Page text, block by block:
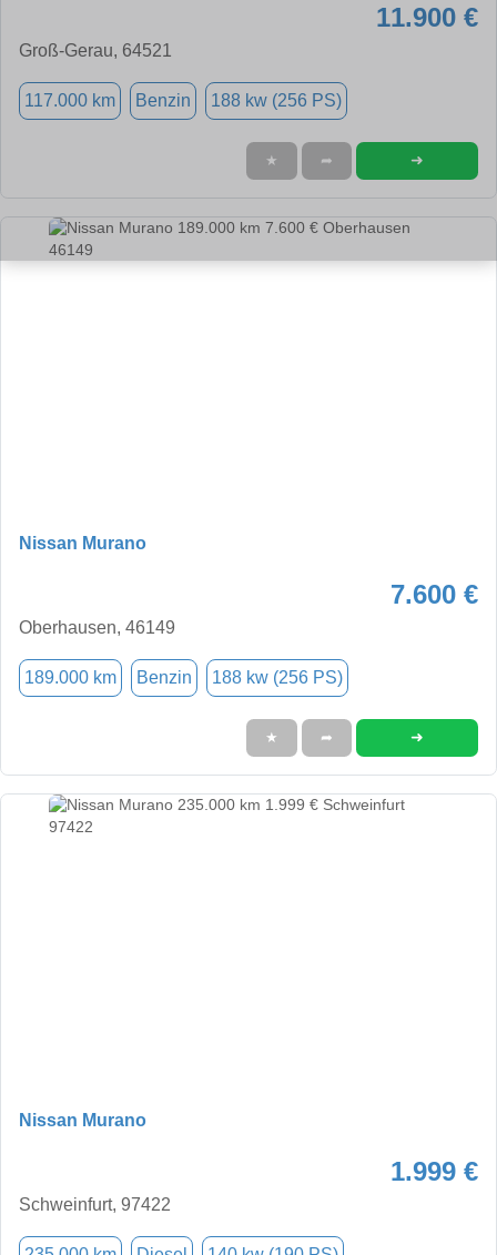
11.900 €
Groß-Gerau, 64521
117.000 km Benzin 188 kw (256 PS)
★ ➦ ➜
Nissan Murano
7.600 €
Oberhausen, 46149
189.000 km Benzin 188 kw (256 PS)
★ ➦ ➜
Nissan Murano
1.999 €
Schweinfurt, 97422